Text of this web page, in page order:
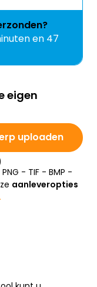
en 47
eigen
uploaden
- TIF - BMP -
aanleveropties